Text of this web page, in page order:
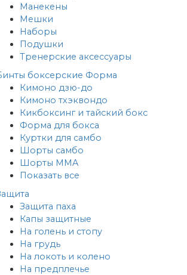
Манекены
Мешки
Наборы
Подушки
Тренерские аксессуары
боксерские Форма
Кимоно дзю-до
Кимоно тхэквондо
Кикбоксинг и тайский бокс
Форма для бокса
Куртки для самбо
Шорты самбо
Шорты MMA
Показать все
Защита паха
Капы защитные
На голень и стопу
На грудь
На локоть и колено
На предплечье